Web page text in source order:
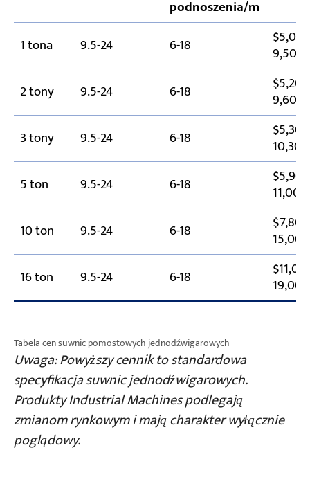
podnoszenia/m
1 tona 9.5-24 6-18
9,500
2 tony
9.5-24 6-18
9,600
3 tony
9.5-24 6-18
10,300
5 ton
9.5-24 6-18
11,000
10 ton
9.5-24 6-18
15,000
16 ton
9.5-24 6-18 19,000
Tabela cen suwnic pomostowych jednodźwigarowych
Uwaga: Powyższy cennik to standardowa
specyfikacja suwnic jednodźwigarowych.
Produkty Industrial Machines podlegają
zmianom rynkowym i mają charakter wyłącznie
poglądowy.